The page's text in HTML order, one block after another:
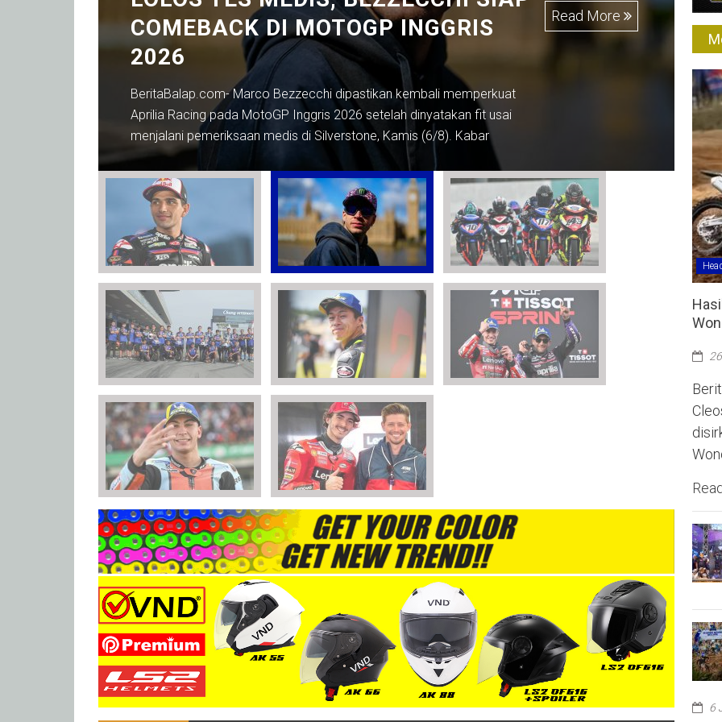
COMEBACK DI MOTOGP INGGRIS
2026
BeritaBalap.com- Marco Bezzecchi dipastikan kembali memperkuat
Aprilia Racing pada MotoGP Inggris 2026 setelah dinyatakan fit usai
menjalani pemeriksaan medis di Silverstone, Kamis (6/8). Kabar
Read More
6